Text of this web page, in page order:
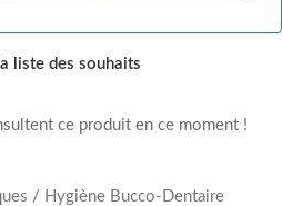
liste des souhaits
ce produit en ce moment !
/ Hygiène Bucco-Dentaire